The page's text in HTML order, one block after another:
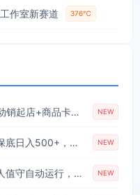
作室新赛道 376℃
2026抖店运营新课｜8月更新｜不动销起店+商品卡爆发｜达人玩法+店群批量复制｜轻松玩转抖音小店全域流量 NEW
下半年风口项目精选：一部手机，保底日入500+，做就有收益，长期稳定！【揭秘】 NEW
海外游戏全自动搬砖项目，全程无人值守自动运行，不用熬夜盯盘，轻松实现日入1k【揭秘】 NEW